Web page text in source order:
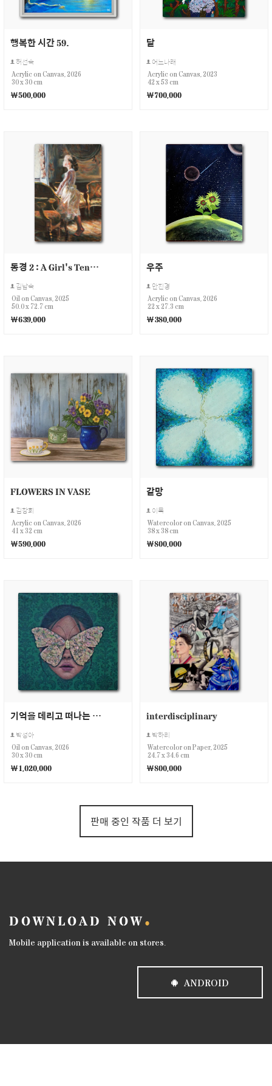
행복한 시간 59.
허선숙
Acrylic on Canvas, 2026
30 x 30 cm
￦500,000
달
어느나래
Acrylic on Canvas, 2023
42 x 53 cm
￦700,000
동경 2 : A Girl's Tender Yearning
김남숙
Oil on Canvas, 2025
50.0 x 72.7 cm
￦639,000
우주
안진경
Acrylic on Canvas, 2026
22 x 27.3 cm
￦380,000
FLOWERS IN VASE
김창회
Acrylic on Canvas, 2026
41 x 32 cm
￦590,000
갈망
이목
Watercolor on Canvas, 2025
38 x 38 cm
￦800,000
기억을 데리고 떠나는 나비
박성아
Oil on Canvas, 2026
30 x 30 cm
￦1,020,000
interdisciplinary
박하리
Watercolor on Paper, 2025
24.7 x 34.6 cm
￦800,000
판매 중인 작품 더 보기
DOWNLOAD NOW
Mobile application is available on stores.
ANDROID